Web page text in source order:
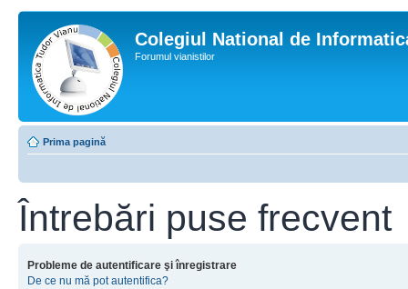
Colegiul National de
Forumul vianistilor
Prima pagină
Întrebări puse frecvent
Probleme de autentificare şi înregistrare
De ce nu mă pot autentifica?